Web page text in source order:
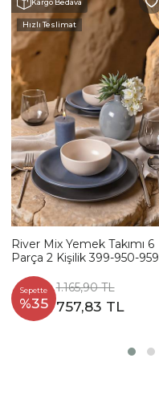
Kargo Bedava
Hızlı Teslimat
River Mix Yemek Takımı 6
Parça 2 Kişilik 399-950-959
Sepette
%35
1.165,90 TL
757,83 TL